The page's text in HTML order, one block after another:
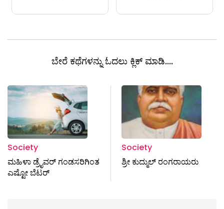
ಬೇರೆ ಕಥೆಗಳನ್ನು ಓದಲು ಕ್ಲಿಕ್ ಮಾಡಿ....
Society
ಮಹಿಳಾ ಡ್ರೈವರ್‌ ಗಂಡಸರಿಗಿಂತ
ಎಷ್ಟೋ ಬೆಟರ್‌
Society
ಶ್ರೀ ಕುದ್ಮುಲ್ ರಂಗರಾಯರು